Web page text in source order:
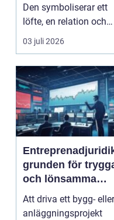
Den symboliserar ett
löfte, en relation och
en gemensam fram...
03 juli 2026
grunden för
och lönsamma
byggprojekt
Att driva ett bygg- eller
anläggningsprojekt